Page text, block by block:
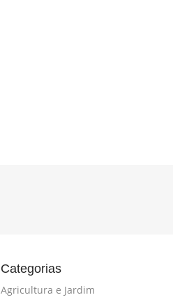
Categorias
Agricultura e Jardim